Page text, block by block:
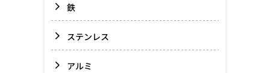
鉄
ステンレス
アルミ